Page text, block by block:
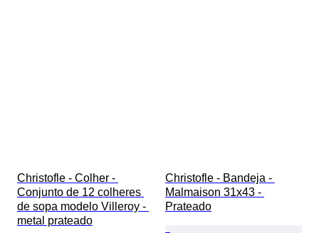
Christofle - Colher -
Conjunto de 12 colheres
de sopa modelo Villeroy -
metal prateado
Christofle - Bandeja -
Malmaison 31x43 -
Prateado